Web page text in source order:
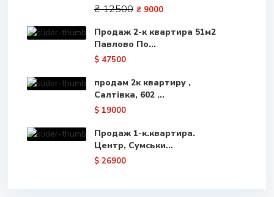
₴ 12500 ₴ 9000
Продаж 2-к квартира 51м2
Павлово По...
$ 47500
продам 2к квартиру ,
Салтівка, 602 ...
$ 19000
Продаж 1-к.квартира.
Центр, Сумськи...
$ 26900